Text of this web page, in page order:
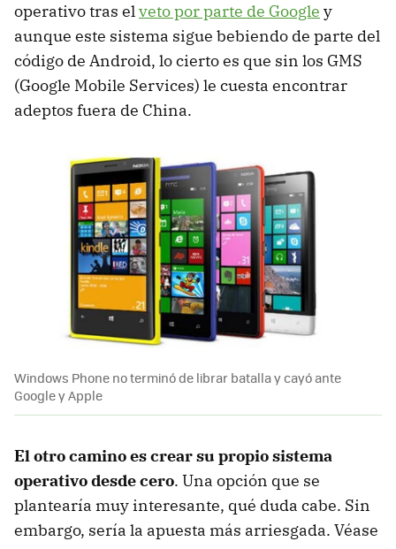
operativo tras elveto por parte de Google y
aunque este sistema sigue bebiendo de parte del
código de Android, lo cierto es que sin los GMS
(Google Mobile Services) le cuesta encontrar
adeptos fuera de China.
Windows Phone no terminó de librar batalla y cayó ante
Google y Apple
El otro camino es crear su propio sistema
operativo desde cero. Una opción que se
plantearía muy interesante, qué duda cabe. Sin
embargo, sería la apuesta más arriesgada. Véase